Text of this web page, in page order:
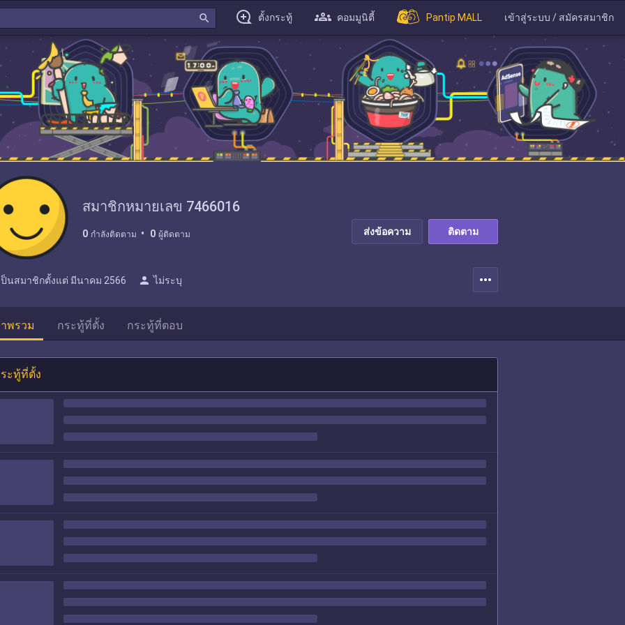
search ตั้งกระทู้ คอมมูนิตี้ Pantip MALL เข้าสู่ระบบ / สมัครสมาชิก
สมาชิกหมายเลข 7466016
0 กำลังติดตาม 0 ผู้ติดตาม ส่งข้อความ ติดตาม
ป็นสมาชิกตั้งแต่ มีนาคม 2566 person ไม่ระบุ more_horiz
พรวม กระทู้ที่ตั้ง กระทู้ที่ตอบ
ะทู้ที่ตั้ง